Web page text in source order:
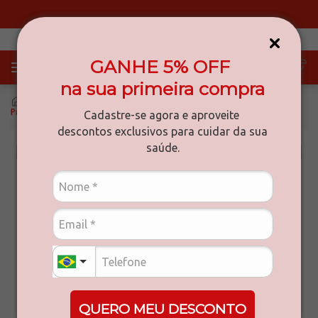
GANHE 5% OFF
na sua primeira compra
Cadastre-se agora e aproveite
descontos exclusivos para cuidar da sua
saúde.
QUERO MEU DESCONTO
dermocosméticos
protetor solar
Protetor Solar em Loção Principia com FPS 60 e Niacinamida 40ml
MEGA MEDICAL
Protetor Solar em Loção Principia com
FPS 60 e Niacinamida 40ml
Referência:33263